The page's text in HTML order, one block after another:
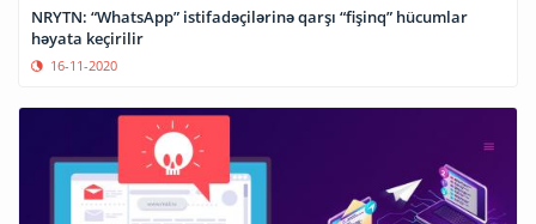
NRYTN: “WhatsApp” istifadəçilərinə qarşı “fişinq” hücumlar
həyata keçirilir
16-11-2020